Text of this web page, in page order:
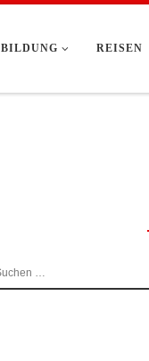
BILDUNG REISEN